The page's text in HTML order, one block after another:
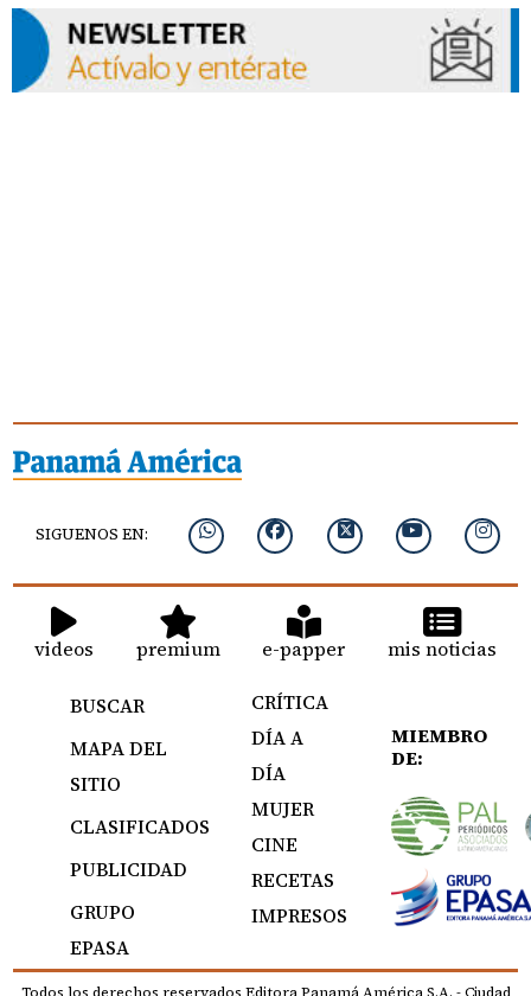
SIGUENOS EN:
videos premium e-papper mis noticias
BUSCAR
MAPA DEL
SITIO
CLASIFICADOS
PUBLICIDAD
GRUPO
EPASA
CRÍTICA
DÍA A
DÍA
MUJER
CINE
RECETAS
IMPRESOS
MIEMBRO
DE: